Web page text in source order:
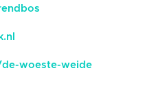
woeste-weide